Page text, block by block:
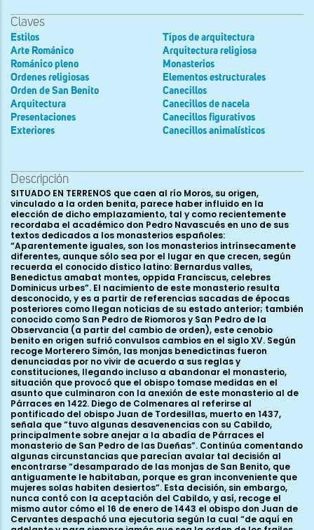
Claves
Estilos
Arte Románico
Románico pleno
Ordenes religiosas
Orden de San Benito
Arquitectura
Presentaciones
Exteriores
Tipos de arquitectura
Arquitectura religiosa
Monasterios
Elementos estructurales
Canecillos
Canecillos de nacela
Canecillos figurativos
Canecillos animalísticos
Descripción
SITUADO EN TERRENOS que caen al río Moros, su origen,
vinculado a la orden benita, parece haber influido en la
elección de dicho emplazamiento, tal y como recientemente
recordaba el académico don Pedro Navascués en uno de sus
textos dedicados a los monasterios españoles:
“Aparentemente iguales, son los monasterios intrínsecamente
diferentes, aunque sólo sea por el lugar en que crecen, según
recuerda el conocido dístico latino: Bernardus valles,
Benedictus amabat montes, oppida Franciscus, celebres
Dominicus urbes”. El nacimiento de este monasterio resulta
desconocido, y es a partir de referencias sacadas de épocas
posteriores como llegan noticias de su estado anterior; también
conocido como San Pedro de Riomoros y San Pedro de la
Observancia (a partir del cambio de orden), este cenobio
benito en origen sufrió convulsos cambios en el siglo XV. Según
recoge Morterero Simón, las monjas benedictinas fueron
denunciadas por no vivir de acuerdo a sus reglas y
constituciones, llegando incluso a abandonar el monasterio,
situación que provocó que el obispo tomase medidas en el
asunto que culminaron con la anexión de este monasterio al de
Párraces en 1422. Diego de Colmenares al referirse al
pontificado del obispo Juan de Tordesillas, muerto en 1437,
señala que “tuvo algunas desavenencias con su Cabildo,
principalmente sobre anejar a la abadía de Párraces el
monasterio de San Pedro de las Dueñas”. Continúa comentando
algunas circunstancias que parecían avalar tal decisión al
encontrarse “desamparado de las monjas de San Benito, que
antiguamente le habitaban, porque es gran inconveniente que
mujeres solas habiten desiertos”. Esta decisión, sin embargo,
nunca contó con la aceptación del Cabildo, y así, recoge el
mismo autor cómo el 16 de enero de 1443 el obispo don Juan de
Cervantes despachó una ejecutoria según la cual “de aquí en